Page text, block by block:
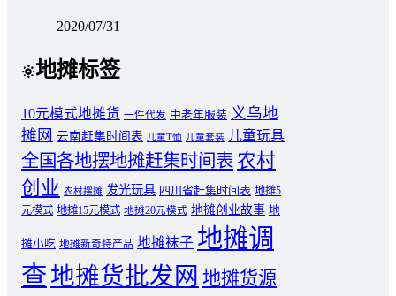
2020/07/31
地摊标签
10元模式地摊货 一件代发 中老年服装 义乌地
摊网 云南赶集时间表 儿童T恤 儿童套装 儿童玩具
全国各地摆地摊赶集时间表 农村
创业 农村摆摊 发光玩具 四川省赶集时间表 地摊5
元模式 地摊15元模式 地摊20元模式 地摊创业故事 地
摊小吃 地摊新奇特产品 地摊袜子 地摊调
查地摊货批发网 地摊货源